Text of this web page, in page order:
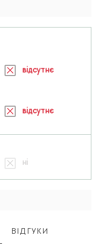
відсутнє
відсутнє
ні
ВІДГУКИ